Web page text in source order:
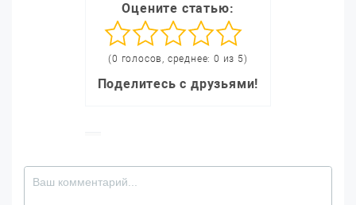
Оцените статью:
(0 голосов, среднее: 0 из 5)
Поделитесь с друзьями!